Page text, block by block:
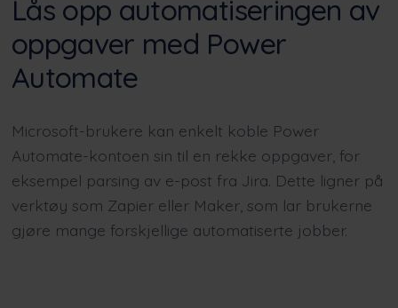
Lås opp automatiseringen av
oppgaver med Power
Automate
Microsoft-brukere kan enkelt koble Power
Automate-kontoen sin til en rekke oppgaver, for
eksempel parsing av e-post fra Jira. Dette ligner på
verktøy som Zapier eller Maker, som lar brukerne
gjøre mange forskjellige automatiserte jobber.